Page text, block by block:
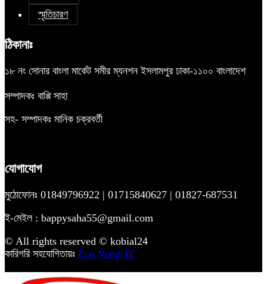
স্মৃতিচারণ
ঠিকানাঃ
১৮ নং সোনার বাংলা মার্কেট সমীর ম্যনশন ইসলামপুর ঢাকা-১১০০ বাংলাদেশ
সম্পাদকঃ বাপ্পি সাহা
সহ- সম্পাদকঃ মানিক চক্রবর্তী
যোগাযোগ
মুঠোফোনঃ 01849796922 | 01715840627 | 01827-687531
ই-মেইল : bappysaha55@gmail.com
© All rights reserved © kobial24
কারিগরি সহযোগিতায়ঃ Eco Verse IT